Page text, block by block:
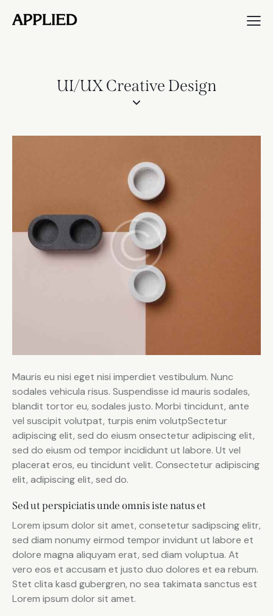
UI/UX Creative Design
Mauris eu nisi eget nisi imperdiet vestibulum. Nunc
sodales vehicula risus. Suspendisse id mauris sodales,
blandit tortor eu, sodales justo. Morbi tincidunt, ante
vel suscipit volutpat, turpis enim volutpSectetur
adipiscing elit, sed do eiusm onsectetur adipiscing elit,
sed do eiusm od tempor incididunt ut labore. Ut vel
placerat eros, eu tincidunt velit. Consectetur adipiscing
elit, adipiscing elit, sed do.
Sed ut perspiciatis unde omnis iste natus et
Lorem ipsum dolor sit amet, consetetur sadipscing elitr,
sed diam nonumy eirmod tempor invidunt ut labore et
dolore magna aliquyam erat, sed diam voluptua. At
vero eos et accusam et justo duo dolores et ea rebum.
Stet clita kasd gubergren, no sea takimata sanctus est
Lorem ipsum dolor sit amet.